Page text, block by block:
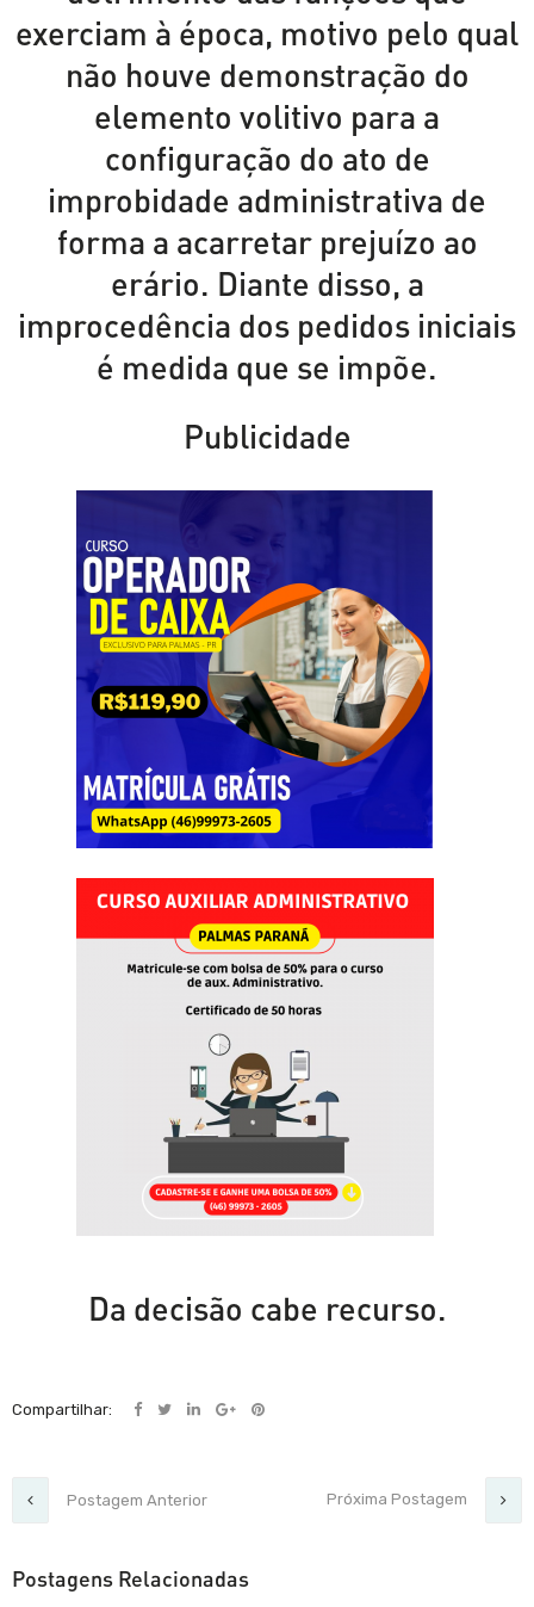
exerciam à época, motivo pelo qual
não houve demonstração do
elemento volitivo para a
configuração do ato de
improbidade administrativa de
forma a acarretar prejuízo ao
erário. Diante disso, a
improcedência dos pedidos iniciais
é medida que se impõe.
Publicidade
Da decisão cabe recurso.
Compartilhar:
Postagem Anterior Próxima Postagem
Postagens Relacionadas